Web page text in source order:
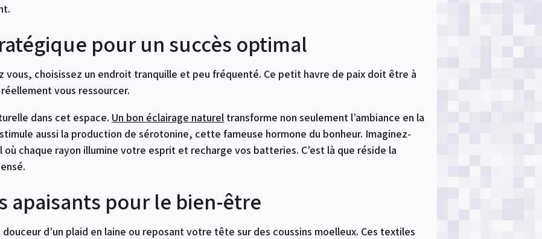
pour un succès optimal
vous, choisissez un endroit tranquille et peu fréquenté. Ce petit havre de paix doit être à
vous ressourcer.
dans cet espace. Un bon éclairage naturel transforme non seulement l’ambiance en la
aussi la production de sérotonine, cette fameuse hormone du bonheur. Imaginez-
où chaque rayon illumine votre esprit et recharge vos batteries. C’est là que réside la
apaisants pour le bien-être
d’un plaid en laine ou reposant votre tête sur des coussins moelleux. Ces textiles